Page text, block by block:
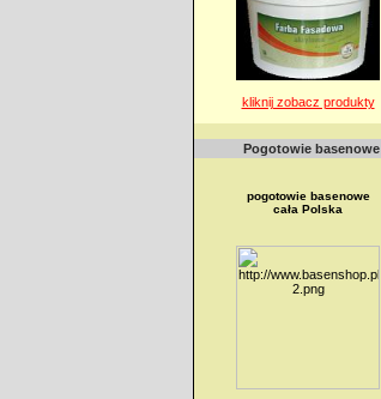
kliknij zobacz produkty
Pogotowie basenowe
pogotowie basenowe
cała Polska